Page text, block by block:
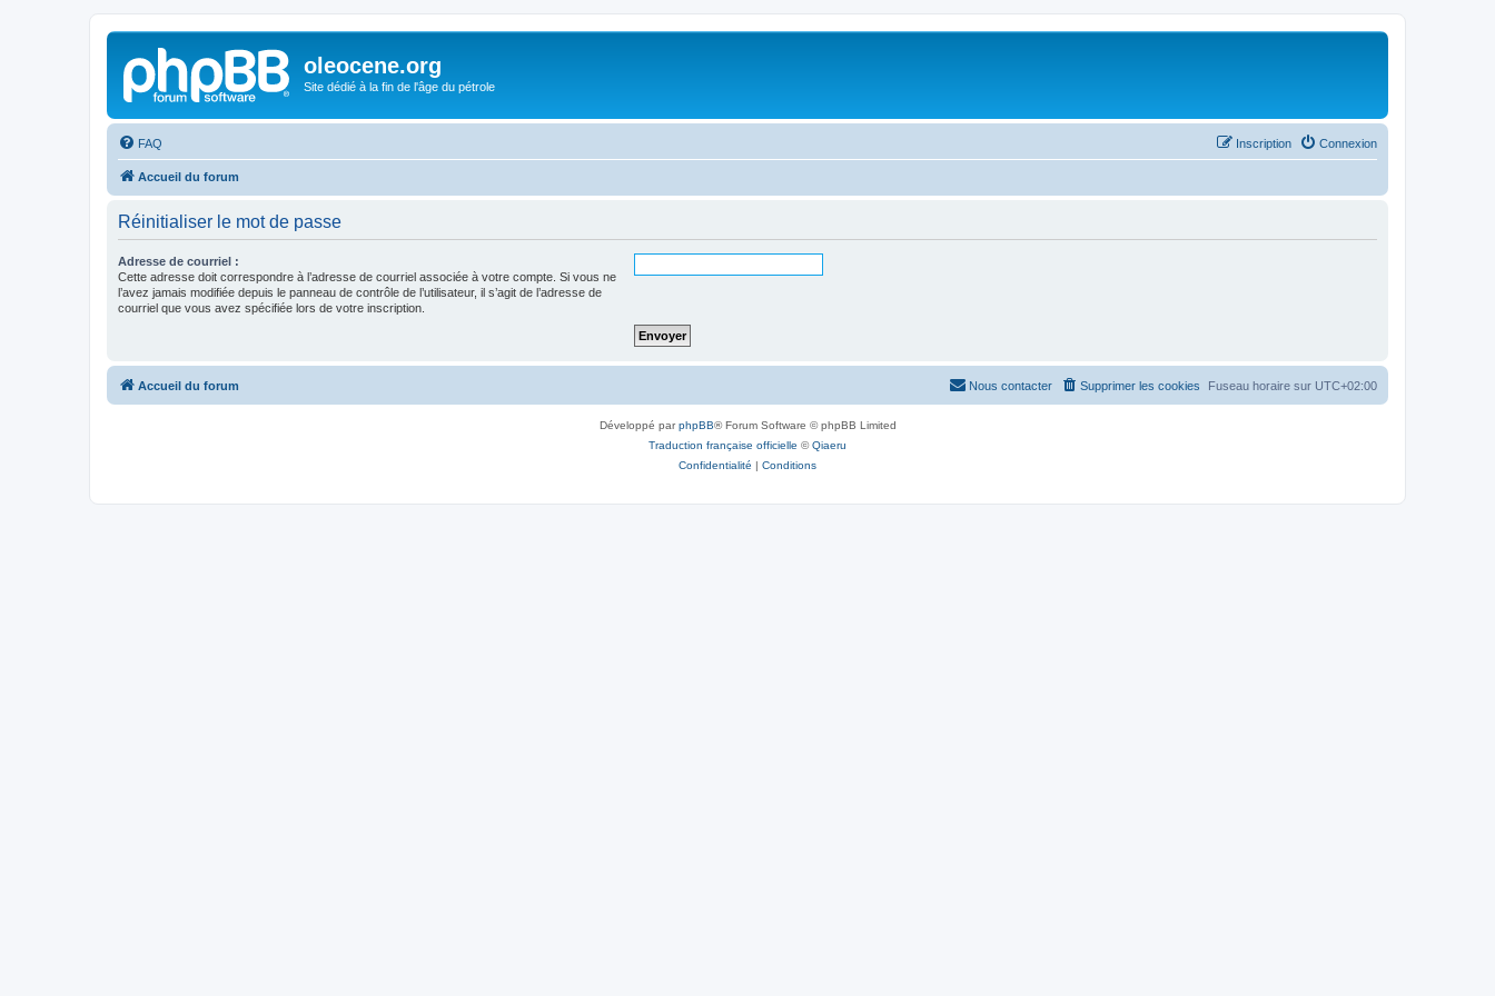
oleocene.org
Site dédié à la fin de l'âge du pétrole
FAQ Connexion
Inscription
Accueil du forum
Réinitialiser le mot de passe
Adresse de courriel :
Cette adresse doit correspondre à l’adresse de courriel associée à votre compte. Si vous ne
l’avez jamais modifiée depuis le panneau de contrôle de l’utilisateur, il s’agit de l’adresse de
courriel que vous avez spécifiée lors de votre inscription.
Accueil du forum Fuseau horaire sur UTC+02:00
Supprimer les cookies
Nous contacter
Développé parphpBB® Forum Software © phpBB Limited
Traduction française officielle ©Qiaeru
Confidentialité | Conditions